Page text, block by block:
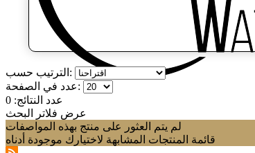
الترتيب حسب:
عدد في الصفحة:
عدد النتائج: 0
عرض فلاتر البحث
لم يتم العثور على منتج بهذه المواصفات
قائمة المنتجات المشابهة لاختيارك موجودة أدناه